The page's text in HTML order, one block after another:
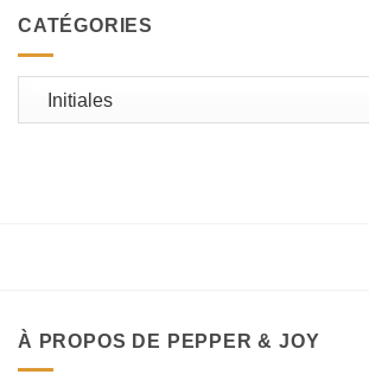
CATÉGORIES
À PROPOS DE PEPPER & JOY